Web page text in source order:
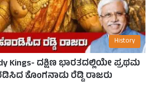
History
Kings- ದಕ್ಷಿಣ ಭಾರತದಲ್ಲಿಯೇ ಪ್ರಥಮ
ಕೊಂಗನಾಡು ರೆಡ್ಡಿ ರಾಜರು